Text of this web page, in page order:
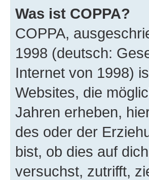
Was ist COPPA?
COPPA,
1998 (deutsch:
Internet von 1998)
Websites, die
Jahren erheben,
des oder der
bist, ob dies auf
versuchst, zutrifft,